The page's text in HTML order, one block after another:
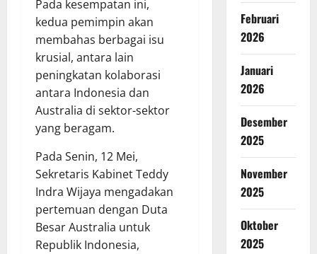
Pada kesempatan ini,
kedua pemimpin akan
membahas berbagai isu
krusial, antara lain
peningkatan kolaborasi
antara Indonesia dan
Australia di sektor-sektor
yang beragam.
Pada Senin, 12 Mei,
Sekretaris Kabinet Teddy
Indra Wijaya mengadakan
pertemuan dengan Duta
Besar Australia untuk
Republik Indonesia,
Februari
2026
Januari
2026
Desember
2025
November
2025
Oktober
2025